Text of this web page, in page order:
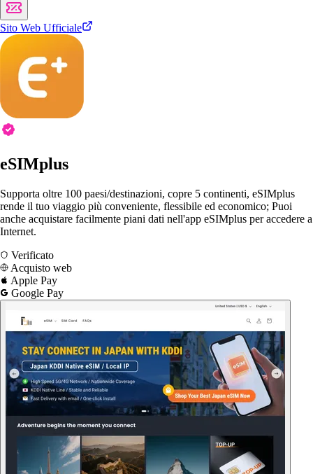
Sito Web Ufficiale
eSIMplus
Supporta oltre 100 paesi/destinazioni, copre 5 continenti, eSIMplus
rende il tuo viaggio più conveniente, flessibile ed economico; Puoi
anche acquistare facilmente piani dati nell'app eSIMplus per accedere a
Internet.
Verificato
Acquisto web
Apple Pay
Google Pay